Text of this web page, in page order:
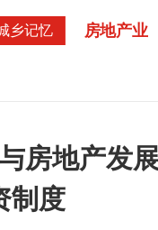
乡记忆 房地产业
房地产发
制度